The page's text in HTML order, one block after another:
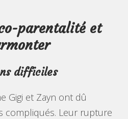
parentalité et
difficiles
Gigi et Zayn ont dû
compliqués. Leur rupture